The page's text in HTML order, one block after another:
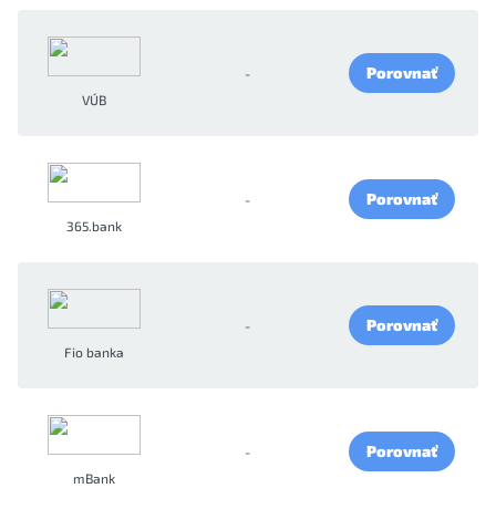
VÚB
- Porovnať
365.bank
- Porovnať
Fio banka
- Porovnať
mBank
- Porovnať